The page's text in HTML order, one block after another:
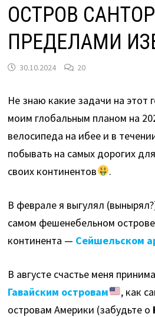
ОСТРОВ
ПРЕДЕЛАМИ
30.10.2024 20
Не знаю какие задачи на этот
моим глобальным планом на
велосипеда на ибее и в
побывать на самых дорогих
своих континентов
.
В феврале я выгулял
самом фешенебельном
континента — Сейшельском
В августе счастье меня
Гавайским островам
, как
островам Америки (забудьте о